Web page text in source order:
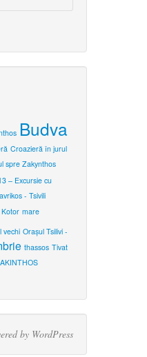
Budva
Croazieră în jurul
spre Zakynthos
– Excursie cu
- Tsivili
Kotor mare
vechi Orașul Tsilivi -
thassos Tivat
by WordPress